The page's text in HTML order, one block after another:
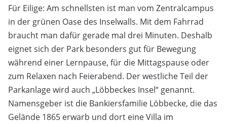
Für Eilige: Am schnellsten ist man vom Zentralcampus
in der grünen Oase des Inselwalls. Mit dem Fahrrad
braucht man dafür gerade mal drei Minuten. Deshalb
eignet sich der Park besonders gut für Bewegung
während einer Lernpause, für die Mittagspause oder
zum Relaxen nach Feierabend. Der westliche Teil der
Parkanlage wird auch „Löbbeckes Insel“ genannt.
Namensgeber ist die Bankiersfamilie Löbbecke, die das
Gelände 1865 erwarb und dort eine Villa im